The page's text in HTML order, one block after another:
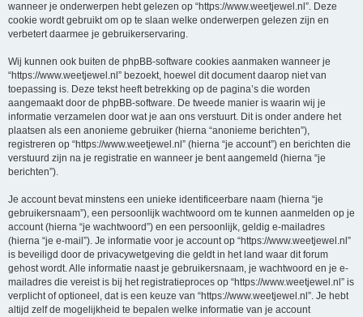
wanneer je onderwerpen hebt gelezen op “https://www.weetjewel.nl”. Deze
cookie wordt gebruikt om op te slaan welke onderwerpen gelezen zijn en
verbetert daarmee je gebruikerservaring.
Wij kunnen ook buiten de phpBB-software cookies aanmaken wanneer je
“https://www.weetjewel.nl” bezoekt, hoewel dit document daarop niet van
toepassing is. Deze tekst heeft betrekking op de pagina’s die worden
aangemaakt door de phpBB-software. De tweede manier is waarin wij je
informatie verzamelen door wat je aan ons verstuurt. Dit is onder andere het
plaatsen als een anonieme gebruiker (hierna “anonieme berichten”),
registreren op “https://www.weetjewel.nl” (hierna “je account”) en berichten die
verstuurd zijn na je registratie en wanneer je bent aangemeld (hierna “je
berichten”).
Je account bevat minstens een unieke identificeerbare naam (hierna “je
gebruikersnaam”), een persoonlijk wachtwoord om te kunnen aanmelden op je
account (hierna “je wachtwoord”) en een persoonlijk, geldig e-mailadres
(hierna “je e-mail”). Je informatie voor je account op “https://www.weetjewel.nl”
is beveiligd door de privacywetgeving die geldt in het land waar dit forum
gehost wordt. Alle informatie naast je gebruikersnaam, je wachtwoord en je e-
mailadres die vereist is bij het registratieproces op “https://www.weetjewel.nl” is
verplicht of optioneel, dat is een keuze van “https://www.weetjewel.nl”. Je hebt
altijd zelf de mogelijkheid te bepalen welke informatie van je account